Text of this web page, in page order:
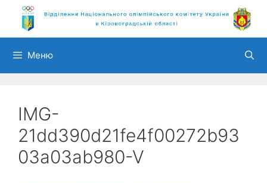
Перейти
вмісту
Меню
IMG-
21dd390d21fe4f00272b93
03a03ab980-V